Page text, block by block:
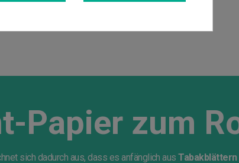
Papier zum
sich dadurch aus, dass es anfänglich aus